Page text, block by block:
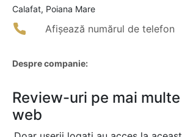
Calafat, Poiana Mare
Afișează numărul de telefon
Despre companie:
Review-uri pe mai
web